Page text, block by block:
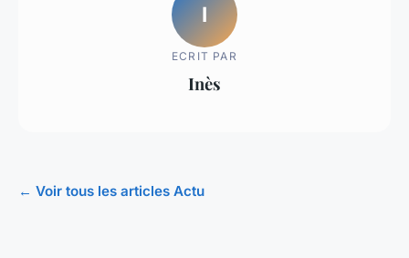
I
ECRIT PAR
Inès
← Voir tous les articles Actu